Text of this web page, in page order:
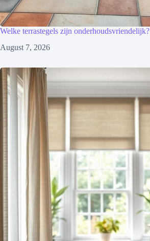
Welke terrastegels zijn onderhoudsvriendelijk?
August 7, 2026